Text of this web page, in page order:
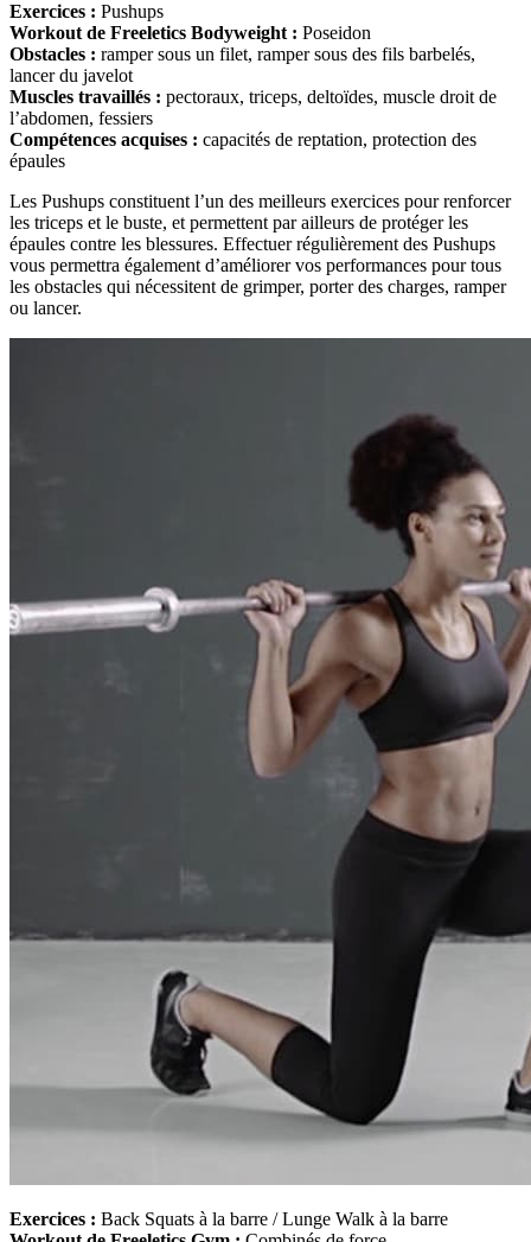
Exercices : Pushups
Workout de Freeletics Bodyweight : Poseidon
Obstacles : ramper sous un filet, ramper sous des fils barbelés,
lancer du javelot
Muscles travaillés : pectoraux, triceps, deltoïdes, muscle droit de
l’abdomen, fessiers
Compétences acquises : capacités de reptation, protection des
épaules
Les Pushups constituent l’un des meilleurs exercices pour renforcer
les triceps et le buste, et permettent par ailleurs de protéger les
épaules contre les blessures. Effectuer régulièrement des Pushups
vous permettra également d’améliorer vos performances pour tous
les obstacles qui nécessitent de grimper, porter des charges, ramper
ou lancer.
Exercices : Back Squats à la barre / Lunge Walk à la barre